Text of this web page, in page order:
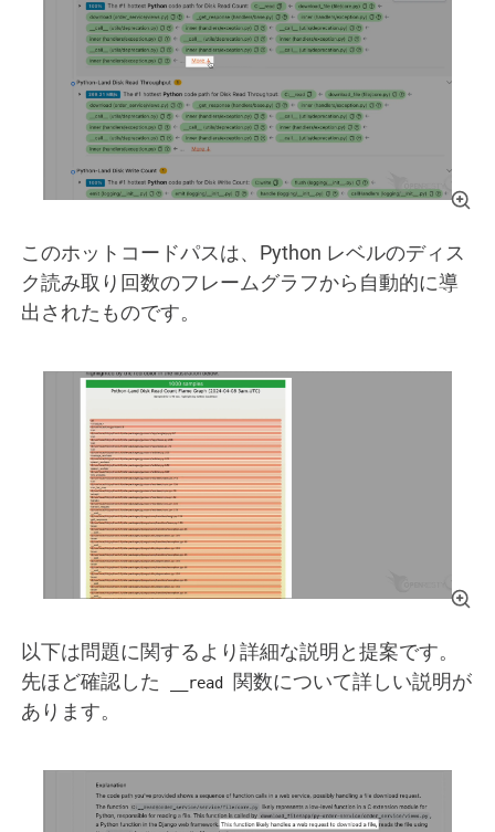
このホットコードパスは、Python レベルのディス
ク読み取り回数のフレームグラフから自動的に導
出されたものです。
以下は問題に関するより詳細な説明と提案です。
先ほど確認した
__read
関数について詳しい説明が
あります。